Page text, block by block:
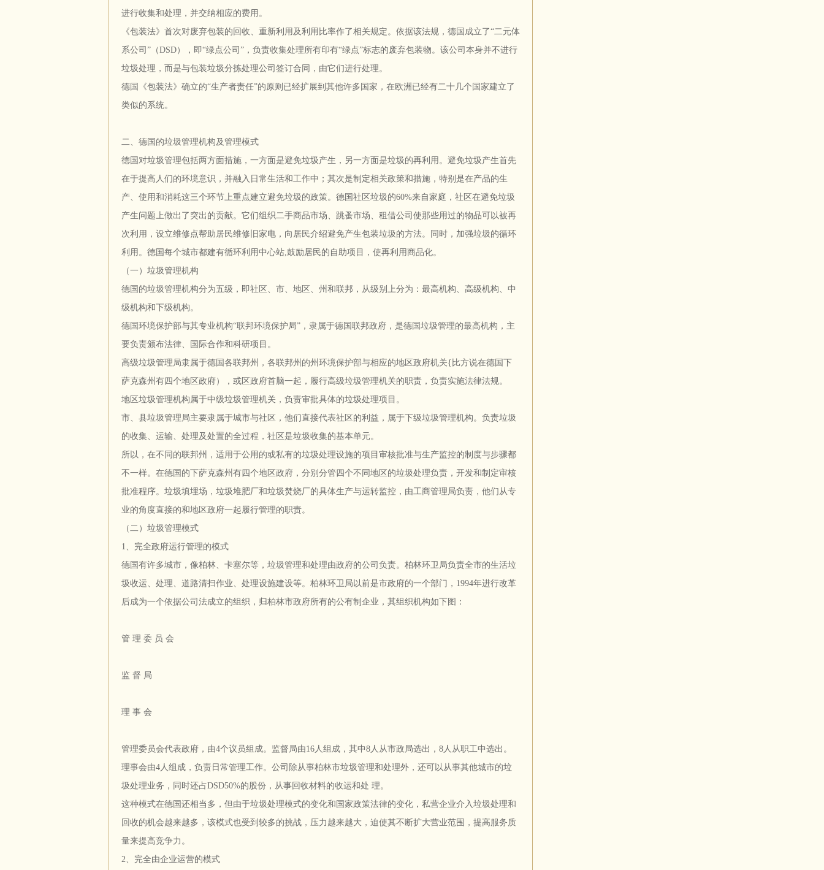
进行收集和处理，并交纳相应的费用。
《包装法》首次对废弃包装的回收、重新利用及利用比率作了相关规定。依据该法规，德国成立了“二元体
系公司”（DSD），即“绿点公司”，负责收集处理所有印有“绿点”标志的废弃包装物。该公司本身并不进行
垃圾处理，而是与包装垃圾分拣处理公司签订合同，由它们进行处理。
德国《包装法》确立的“生产者责任”的原则已经扩展到其他许多国家，在欧洲已经有二十几个国家建立了
类似的系统。
二、德国的垃圾管理机构及管理模式
德国对垃圾管理包括两方面措施，一方面是避免垃圾产生，另一方面是垃圾的再利用。避免垃圾产生首先
在于提高人们的环境意识，并融入日常生活和工作中；其次是制定相关政策和措施，特别是在产品的生
产、使用和消耗这三个环节上重点建立避免垃圾的政策。德国社区垃圾的60%来自家庭，社区在避免垃圾
产生问题上做出了突出的贡献。它们组织二手商品市场、跳蚤市场、租借公司使那些用过的物品可以被再
次利用，设立维修点帮助居民维修旧家电，向居民介绍避免产生包装垃圾的方法。同时，加强垃圾的循环
利用。德国每个城市都建有循环利用中心站,鼓励居民的自助项目，使再利用商品化。
（一）垃圾管理机构
德国的垃圾管理机构分为五级，即社区、市、地区、州和联邦，从级别上分为：最高机构、高级机构、中
级机构和下级机构。
德国环境保护部与其专业机构“联邦环境保护局”，隶属于德国联邦政府，是德国垃圾管理的最高机构，主
要负责颁布法律、国际合作和科研项目。
高级垃圾管理局隶属于德国各联邦州，各联邦州的州环境保护部与相应的地区政府机关{比方说在德国下
萨克森州有四个地区政府），或区政府首脑一起，履行高级垃圾管理机关的职责，负责实施法律法规。
地区垃圾管理机构属于中级垃圾管理机关，负责审批具体的垃圾处理项目。
市、县垃圾管理局主要隶属于城市与社区，他们直接代表社区的利益，属于下级垃圾管理机构。负责垃圾
的收集、运输、处理及处置的全过程，社区是垃圾收集的基本单元。
所以，在不同的联邦州，适用于公用的或私有的垃圾处理设施的项目审核批准与生产监控的制度与步骤都
不一样。在德国的下萨克森州有四个地区政府，分别分管四个不同地区的垃圾处理负责，开发和制定审核
批准程序。垃圾填埋场，垃圾堆肥厂和垃圾焚烧厂的具体生产与运转监控，由工商管理局负责，他们从专
业的角度直接的和地区政府一起履行管理的职责。
（二）垃圾管理模式
1、完全政府运行管理的模式
德国有许多城市，像柏林、卡塞尔等，垃圾管理和处理由政府的公司负责。柏林环卫局负责全市的生活垃
圾收运、处理、道路清扫作业、处理设施建设等。柏林环卫局以前是市政府的一个部门，1994年进行改革
后成为一个依据公司法成立的组织，归柏林市政府所有的公有制企业，其组织机构如下图：
管 理 委 员 会
监 督 局
理 事 会
管理委员会代表政府，由4个议员组成。监督局由16人组成，其中8人从市政局选出，8人从职工中选出。
理事会由4人组成，负责日常管理工作。公司除从事柏林市垃圾管理和处理外，还可以从事其他城市的垃
圾处理业务，同时还占DSD50%的股份，从事回收材料的收运和处 理。
这种模式在德国还相当多，但由于垃圾处理模式的变化和国家政策法律的变化，私营企业介入垃圾处理和
回收的机会越来越多，该模式也受到较多的挑战，压力越来越大，迫使其不断扩大营业范围，提高服务质
量来提高竞争力。
2、完全由企业运营的模式